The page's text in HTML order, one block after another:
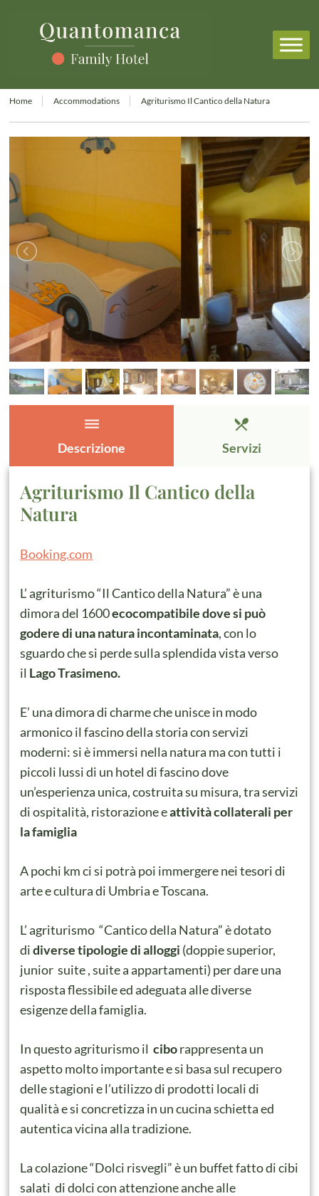
Home Accommodations Agriturismo Il Cantico della Natura
dehaze
Descrizione
restaurant_menu
Servizi
Agriturismo Il Cantico della
Natura
Booking.com
L’ agriturismo “Il Cantico della Natura” è una
dimora del 1600ecocompatibile dove si può
godere di una natura incontaminata, con lo
sguardo che si perde sulla splendida vista verso
il Lago Trasimeno.
E’ una dimora di charme che unisce in modo
armonico il fascino della storia con servizi
moderni: si è immersi nella natura ma con tutti i
piccoli lussi di un hotel di fascino dove
un’esperienza unica, costruita su misura, tra servizi
di ospitalità, ristorazione eattività collaterali per
la famiglia
A pochi km ci si potrà poi immergere nei tesori di
arte e cultura di Umbria e Toscana.
L’ agriturismo “Cantico della Natura” è dotato
didiverse tipologie di alloggi (doppie superior,
junior suite , suite a appartamenti) per dare una
risposta flessibile ed adeguata alle diverse
esigenze della famiglia.
In questo agriturismo il ciborappresenta un
aspetto molto importante e si basa sul recupero
delle stagioni e l’utilizzo di prodotti locali di
qualità e si concretizza in un cucina schietta ed
autentica vicina alla tradizione.
La colazione “Dolci risvegli” è un buffet fatto di cibi
salati di dolci con attenzione anche alle